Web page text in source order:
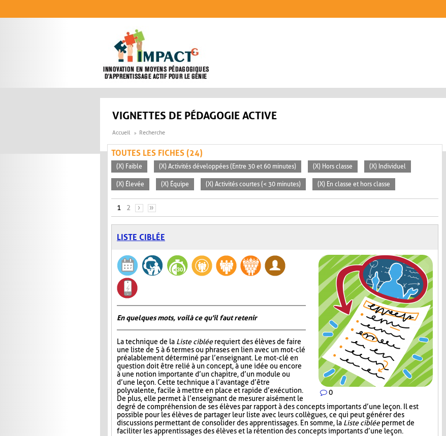
VIGNETTES DE PÉDAGOGIE ACTIVE
Accueil Recherche
TOUTES LES FICHES (24)
(X) Faible (X) Activités développées (Entre 30 et 60 minutes) (X) Hors classe (X) Individuel
(X) Élevée (X) Équipe (X) Activités courtes (< 30 minutes) (X) En classe et hors classe
PAGES
1 2 › »
LISTE CIBLÉE
0
En quelques mots, voilà ce qu'il faut retenir
La technique de la Liste cibléerequiert des élèves de faire
une liste de 5 à 6 termes ou phrases en lien avec un mot-clé
préalablement déterminé par l’enseignant. Le mot-clé en
question doit être relié à un concept, à une idée ou encore
à une notion importante d’un chapitre, d’un module ou
d’une leçon. Cette technique a l’avantage d’être
polyvalente, facile à mettre en place et rapide d’exécution.
De plus, elle permet à l’enseignant de mesurer aisément le
degré de compréhension de ses élèves par rapport à des concepts importants d’une leçon. Il est
possible pour les élèves de partager leur liste avec leurs collègues, ce qui peut générer des
discussions permettant de consolider des apprentissages. En somme, la Liste cibléepermet de
faciliter les apprentissages des élèves et la rétention des concepts importants d’une leçon.